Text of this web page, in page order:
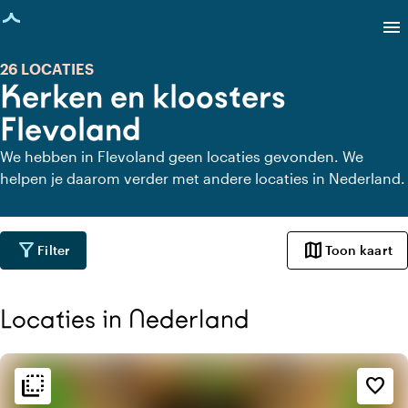
geladen
menu
Kerken en kloosters
Flevoland
26 LOCATIES
We hebben in Flevoland geen locaties gevonden. We
helpen je daarom verder met andere locaties in Nederland.
filter_alt Filter map Toon kaart
Locaties in Nederland
flip_to_back favorite_border
flip_to_back Sfeer en esthetiek